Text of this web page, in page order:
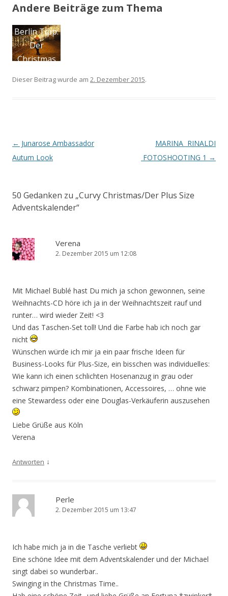
Andere Beiträge zum Thema
My
Birthday
Wishlist /
Dieser Beitrag wurde am 2. Dezember 2015.
Artikel-Navigation
← Junarose Ambassador
Autum Look
MARINA RINALDI
FOTOSHOOTING 1 →
50 Gedanken zu „Curvy Christmas/Der Plus Size
Adventskalender“
Verena
2. Dezember 2015 um 12:08
Mit Michael Bublé hast Du mich ja schon gewonnen, seine
Weihnachts-CD höre ich ja in der Weihnachtszeit rauf und
runter… wird wieder Zeit! <3
Und das Taschen-Set toll! Und die Farbe hab ich noch gar
nicht
Wünschen würde ich mir ja ein paar frische Ideen für
Business-Looks für Plus-Size, ein bisschen was individuelles:
Wie kann ich einen schlichten Hosenanzug in grau oder
schwarz pimpen? Kombinationen, Accessoires, … ohne wie
eine Stewardess oder eine Douglas-Verkäuferin auszusehen
Liebe Grüße aus Köln
Verena
Antworten ↓
Perle
2. Dezember 2015 um 13:47
Ich habe mich ja in die Tasche verliebt
Eine schöne Idee mit dem Adventskalender und der Michael
singt dabei so wunderbar..
Swinging in the Christmas Time..